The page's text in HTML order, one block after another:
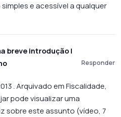
e acessível a qualquer
breve introdução |
Responder
. Arquivado em Fiscalidade,
pode visualizar uma
sobre este assunto (vídeo, 7